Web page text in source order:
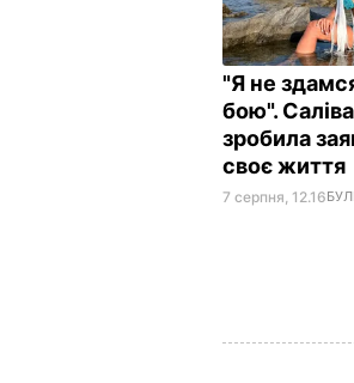
"Я не
бою".
зробила
своє життя
7 серпня, 12.16